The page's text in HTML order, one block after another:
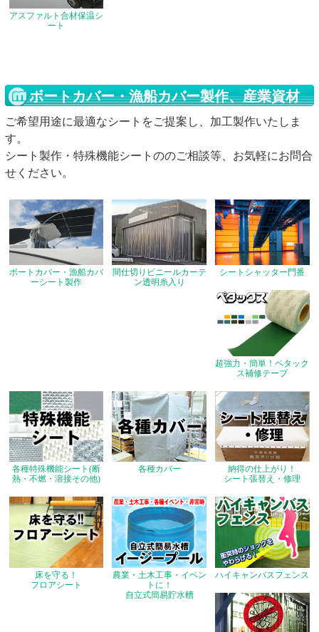
アスファルト合材保温シ
ート
ボートカバー・漁船カバー製作、産業資材
ご希望用途に最適なシートをご提案し、加工製作いたしま
す。
シート製作・特殊機能シートののご相談等、お気軽にお問合
せください。
ボートカバー・漁船カバ
ーシート製作
間仕切りビニールカーテ
ン透明糸入り
シートシャッター門番
超強力・簡単！ペタック
ス補修テープ
各種特殊機能シート(断
熱・不燃・溶接その他)
各種カバー
納得の仕上がり！
シート張替え・修理
床を守る！
フロアシート
農業・土木工事・イベン
トに！
自立式簡易貯水槽
ハイキャンバスフェンス